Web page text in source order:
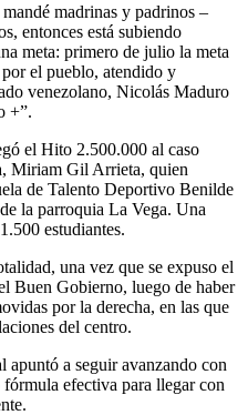
madrinas y padrinos –
entonces está subiendo
meta: primero de julio la meta
el pueblo, atendido y
venezolano, Nicolás Maduro
+”.
el Hito 2.500.000 al caso
Miriam Gil Arrieta, quien
de Talento Deportivo Benilde
la parroquia La Vega. Una
estudiantes.
una vez que se expuso el
Buen Gobierno, luego de haber
por la derecha, en las que
del centro.
apuntó a seguir avanzando con
efectiva para llegar con